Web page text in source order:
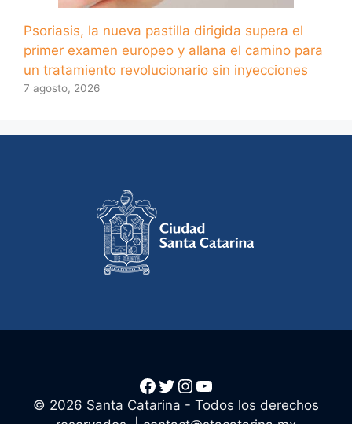
Psoriasis, la nueva pastilla dirigida supera el
primer examen europeo y allana el camino para
un tratamiento revolucionario sin inyecciones
7 agosto, 2026
© 2026 Santa Catarina - Todos los derechos
Facebook
Twitter
Instagram
YouTube